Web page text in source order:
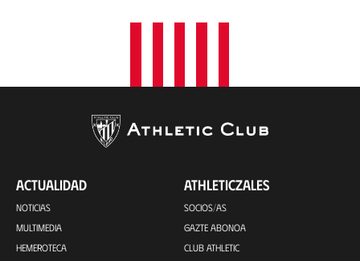
n
ACTUALIDAD
NOTICIAS
MULTIMEDIA
HEMEROTECA
ATHLETICZALES
SOCIOS/AS
GAZTE ABONOA
CLUB ATHLETIC